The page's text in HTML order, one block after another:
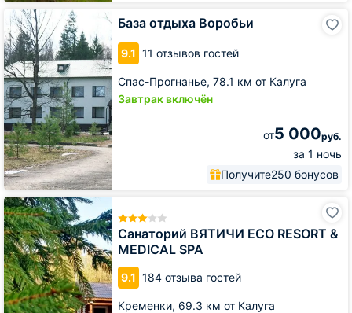
База отдыха Воробьи
9.1 11 отзывов гостей
Спас-Прогнанье, 78.1 км от Калуга
Завтрак включён
от5 000руб.
за 1 ночь
Получите250 бонусов
База
отдыха
Воробьи
Санаторий ВЯТИЧИ ECO RESORT &
MEDICAL SPA
9.1 184 отзыва гостей
Кременки, 69.3 км от Калуга
Санаторий
ВЯТИЧИ
ECO
RESORT
&
MEDICAL
SPA